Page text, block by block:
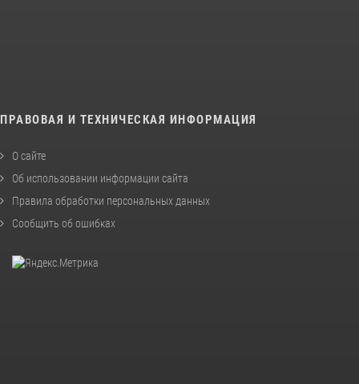
ПРАВОВАЯ И ТЕХНИЧЕСКАЯ ИНФОРМАЦИЯ
О сайте
Об использовании информации сайта
Правила обработки персональных данных
Сообщить об ошибках